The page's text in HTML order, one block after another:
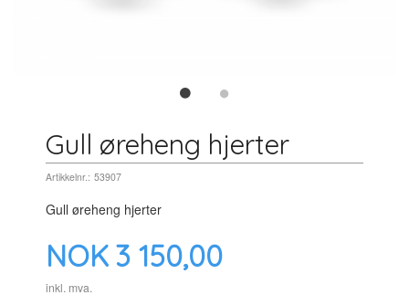
Gull øreheng hjerter
Artikkelnr.: 53907
Gull øreheng hjerter
Pris
NOK 3 150,00
inkl. mva.